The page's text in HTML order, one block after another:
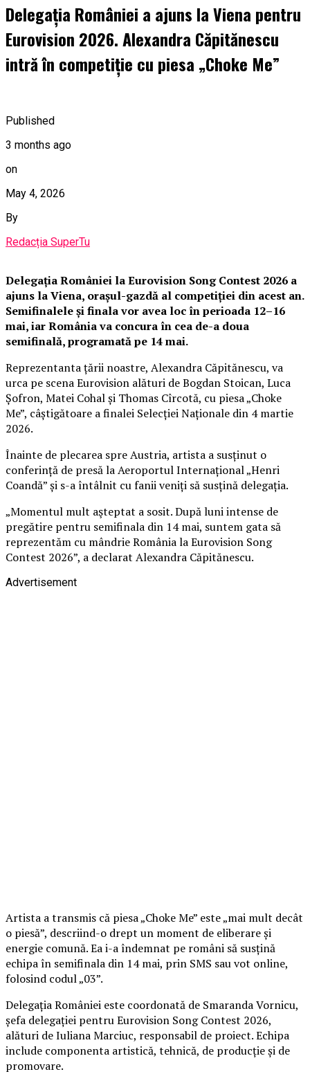
Delegația României a ajuns la Viena pentru
Eurovision 2026. Alexandra Căpitănescu
intră în competiție cu piesa „Choke Me”
Published
3 months ago
on
May 4, 2026
By
Redacția SuperTu
Delegația României la Eurovision Song Contest 2026 a
ajuns la Viena, orașul-gazdă al competiției din acest an.
Semifinalele și finala vor avea loc în perioada 12–16
mai, iar România va concura în cea de-a doua
semifinală, programată pe 14 mai.
Reprezentanta țării noastre, Alexandra Căpitănescu, va
urca pe scena Eurovision alături de Bogdan Stoican, Luca
Șofron, Matei Cohal și Thomas Cîrcotă, cu piesa „Choke
Me”, câștigătoare a finalei Selecției Naționale din 4 martie
2026.
Înainte de plecarea spre Austria, artista a susținut o
conferință de presă la Aeroportul Internațional „Henri
Coandă” și s-a întâlnit cu fanii veniți să susțină delegația.
„Momentul mult aşteptat a sosit. După luni intense de
pregătire pentru semifinala din 14 mai, suntem gata să
reprezentăm cu mândrie România la Eurovision Song
Contest 2026”, a declarat Alexandra Căpitănescu.
Advertisement
Artista a transmis că piesa „Choke Me” este „mai mult decât
o piesă”, descriind-o drept un moment de eliberare și
energie comună. Ea i-a îndemnat pe români să susțină
echipa în semifinala din 14 mai, prin SMS sau vot online,
folosind codul „03”.
Delegația României este coordonată de Smaranda Vornicu,
șefa delegației pentru Eurovision Song Contest 2026,
alături de Iuliana Marciuc, responsabil de proiect. Echipa
include componenta artistică, tehnică, de producție și de
promovare.